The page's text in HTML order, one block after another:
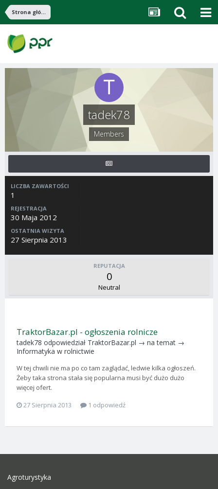
Strona główna
tadek78
Members
LICZBA ZAWARTOŚCI
1
REJESTRACJA
30 Maja 2012
OSTATNIA WIZYTA
27 Sierpnia 2013
REPUTACJA
0
Neutral
TraktorBazar.pl - ogłoszenia rolnicze
tadek78 odpowiedział TraktorBazar.pl → na temat →
Informatyka w rolnictwie
W tej chwili nie ma po co tam zaglądać, ledwie kilka ogłoszeń.
Żeby taka strona stała się popularna musi być dużo dużo
więcej ofert.
27 Sierpnia 2013
1 odpowiedź
Agroturystyka